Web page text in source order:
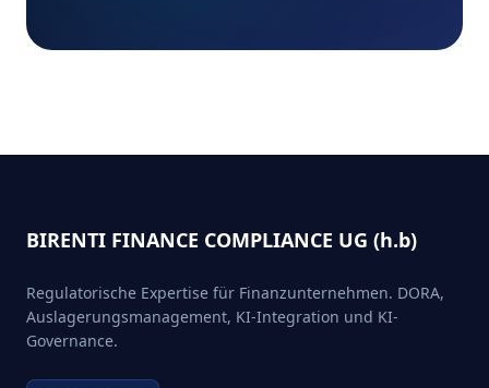
BIRENTI FINANCE COMPLIANCE UG (h.b)
Regulatorische Expertise für Finanzunternehmen. DORA,
Auslagerungsmanagement, KI-Integration und KI-
Governance.